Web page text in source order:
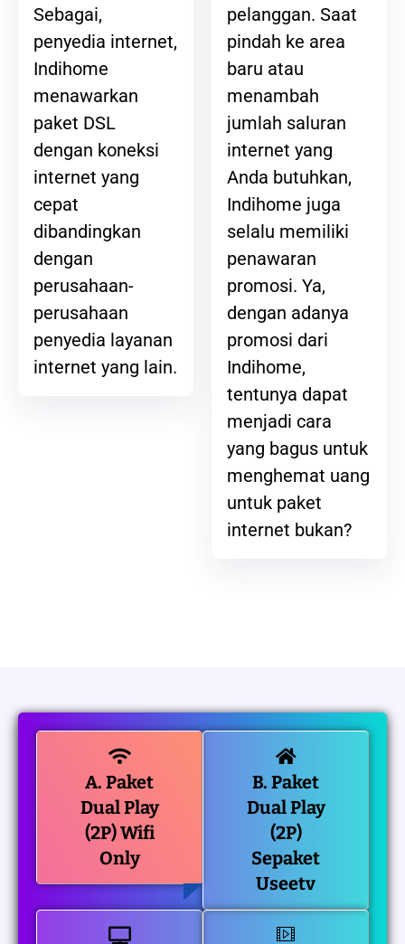
Sebagai,
penyedia internet,
Indihome
menawarkan
paket DSL
dengan koneksi
internet yang
cepat
dibandingkan
dengan
perusahaan-
perusahaan
penyedia layanan
internet yang lain.
pelanggan. Saat
pindah ke area
baru atau
menambah
jumlah saluran
internet yang
Anda butuhkan,
Indihome juga
selalu memiliki
penawaran
promosi. Ya,
dengan adanya
promosi dari
Indihome,
tentunya dapat
menjadi cara
yang bagus untuk
menghemat uang
untuk paket
internet bukan?
A. Paket
Dual Play
(2P) Wifi
Only
B. Paket
Dual Play
(2P)
Sepaket
Useetv